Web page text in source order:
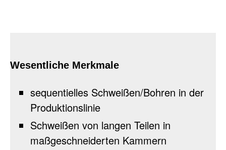
Wesentliche Merkmale
sequentielles Schweißen/Bohren in der
Produktionslinie
Schweißen von langen Teilen in
maßgeschneiderten Kammern